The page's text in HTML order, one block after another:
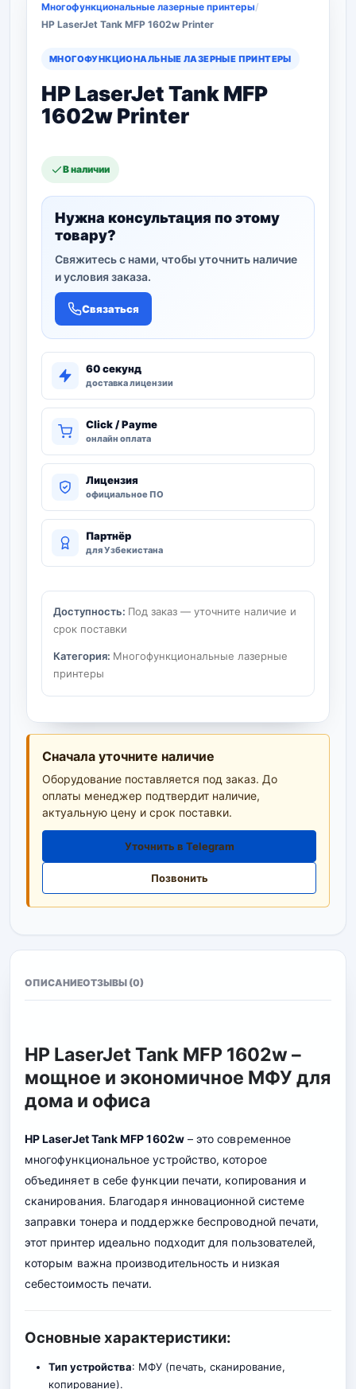
Многофункциональные лазерные принтеры/
HP LaserJet Tank MFP 1602w Printer
МНОГОФУНКЦИОНАЛЬНЫЕ ЛАЗЕРНЫЕ ПРИНТЕРЫ
HP LaserJet Tank MFP
1602w Printer
В наличии
Нужна консультация по этому
товару?
Свяжитесь с нами, чтобы уточнить наличие
и условия заказа.
Связаться
60 секунд
доставка лицензии
Click / Payme
онлайн оплата
Лицензия
официальное ПО
Партнёр
для Узбекистана
Доступность: Под заказ — уточните наличие и
срок поставки
Категория: Многофункциональные лазерные
принтеры
Сначала уточните наличие
Оборудование поставляется под заказ. До
оплаты менеджер подтвердит наличие,
актуальную цену и срок поставки.
Уточнить в Telegram
Позвонить
ОПИСАНИЕОТЗЫВЫ (0)
HP LaserJet Tank MFP 1602w –
мощное и экономичное МФУ для
дома и офиса
HP LaserJet Tank MFP 1602w– это современное
многофункциональное устройство, которое
объединяет в себе функции печати, копирования и
сканирования. Благодаря инновационной системе
заправки тонера и поддержке беспроводной печати,
этот принтер идеально подходит для пользователей,
которым важна производительность и низкая
себестоимость печати.
Основные характеристики:
Тип устройства: МФУ (печать, сканирование,
копирование).